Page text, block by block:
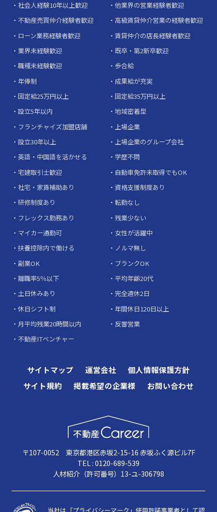
社会人経験10年以上歓迎
他業界の営業経験者歓迎
不動産売買仲介経験者歓迎
高級賃貸仲介営業の経験者歓迎
ローン業務経験者歓迎
賃貸仲介の店長経験者歓迎
業界未経験歓迎
既卒・第2新卒歓迎
職種未経験歓迎
歩合給
年俸制
成果給が充実
固定給25万円以上
固定給35万円以上
設立5年以内
地域密着型
フランチャイズ加盟店舗
上場企業
設立30年以上
上場企業のグループ会社
英語・中国語を活かせる
学歴不問
宅建取引士歓迎
自動車免許未取得でもOK
社宅・家賃補助あり
資格支援制度あり
研修制度あり
転勤なし
フレックス勤務あり
残業少ない
マイカー通勤可
女性が活躍中
扶養控除内で働ける
ノルマ無し
副業OK
ブランクOK
離職率5％以下
平均年齢20代
土日休みあり
完全週休2日
休日シフト制
年間休日120日以上
月平均残業20時間以内
反響営業
不動産ITベンチャー
サイトマップ 運営会社
個人情報保護方針
サイト規約
掲載希望の企業様 お問い合わせ
〒107-0052 東京都港区赤坂2-15-16 赤坂ふく源ビル7F
TEL : 0120-689-539
人材紹介（許可番号）13-ユ-306798